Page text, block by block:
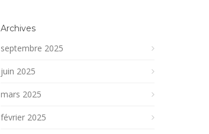
Archives
septembre 2025
juin 2025
mars 2025
février 2025